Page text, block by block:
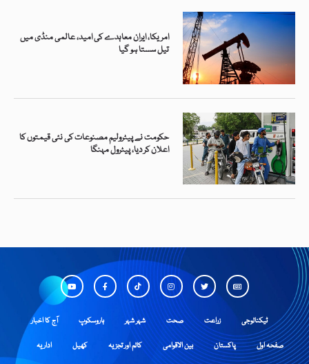
امریکا، ایران معاہدے کی امید، عالمی منڈی میں
تیل سستا ہو گیا
حکومت نے پیٹرولیم مصنوعات کی نئی قیمتوں کا
اعلان کر دیا، پیٹرول مہنگا
آج کا اخبار ہاروسکوپ شہر شہر صحت زراعت ٹیکنالوجی
اداریہ کھیل کالم اور تجزیہ بین الاقوامی پاکستان صفحہ اول